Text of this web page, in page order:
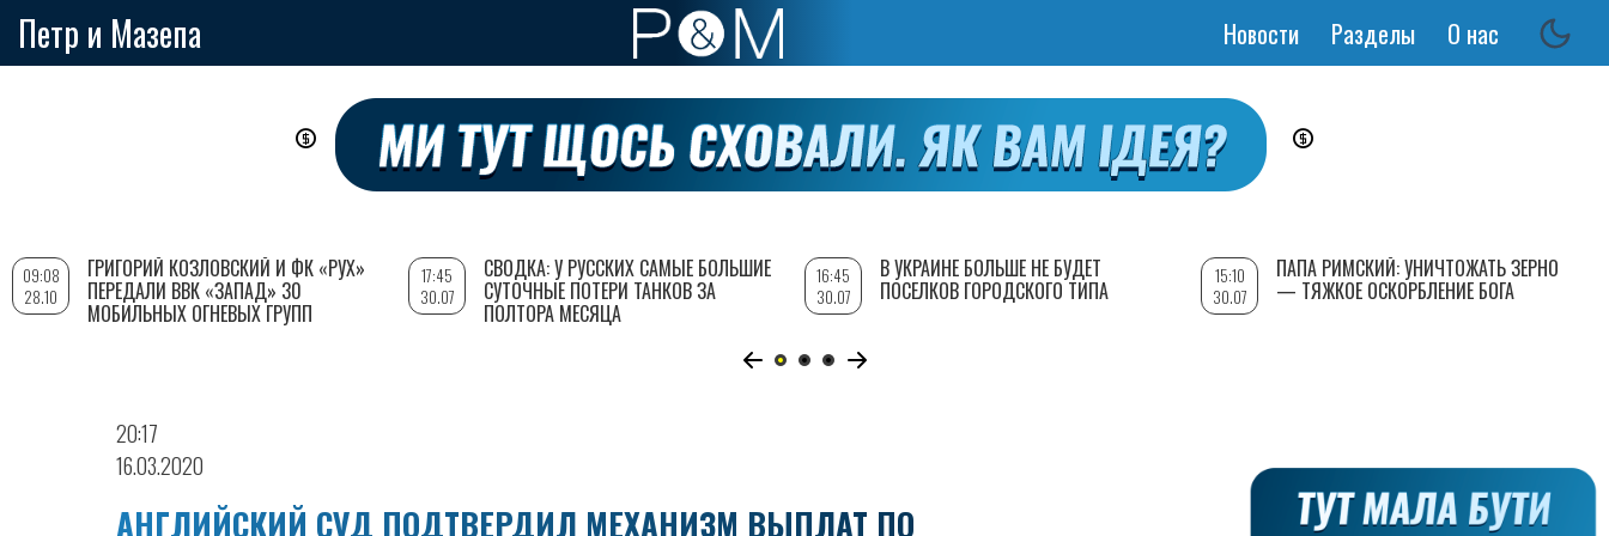
Петр и Мазепа
Основная
Новости Разделы О нас
20:17
16.03.2020
АНГЛИЙСКИЙ СУД ПОДТВЕРДИЛ МЕХАНИЗМ ВЫПЛАТ ПО
09:08
28.10
ГРИГОРИЙ КОЗЛОВСКИЙ И ФК «РУХ»
ПЕРЕДАЛИ ВВК «ЗАПАД» 30
МОБИЛЬНЫХ ОГНЕВЫХ ГРУПП
17:45
30.07
СВОДКА: У РУССКИХ САМЫЕ БОЛЬШИЕ
СУТОЧНЫЕ ПОТЕРИ ТАНКОВ ЗА
ПОЛТОРА МЕСЯЦА
16:45
30.07
В УКРАИНЕ БОЛЬШЕ НЕ БУДЕТ
ПОСЕЛКОВ ГОРОДСКОГО ТИПА
15:10
30.07
ПАПА РИМСКИЙ: УНИЧТОЖАТЬ ЗЕРНО
— ТЯЖКОЕ ОСКОРБЛЕНИЕ БОГА